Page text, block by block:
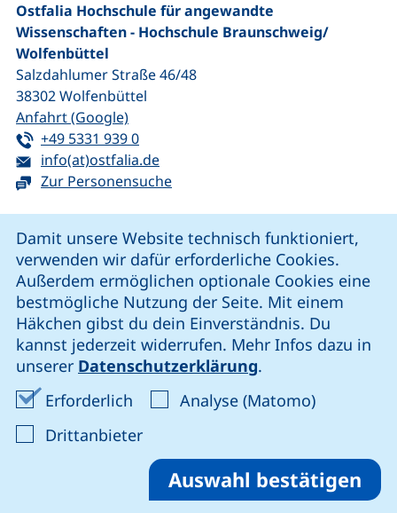
Damit unsere Website technisch funktioniert,
verwenden wir dafür erforderliche Cookies.
Außerdem ermöglichen optionale Cookies eine
bestmögliche Nutzung der Seite. Mit einem
Häkchen gibst du dein Einverständnis. Du
kannst jederzeit widerrufen. Mehr Infos dazu in
unserer Datenschutzerklärung.
Erforderlich Erforderliche Cookies akzeptieren
Analyse (Matomo)Analyse-
Drittanbieter: Cookies von Drittanbieter
Auswahl bestätigen
Ostfalia Hochschule für angewandte
Wissenschaften - Hochschule Braunschweig/​
Wolfenbüttel
Salzdahlumer Straße 46/48
38302Wolfenbüttel
Anfahrt (Google)(externer Link, öffnet neues Fenster)
Tel:
+49 5331 939 0(startet einen Telefonanruf, wenn Ihr
E-Mail:
info(at)ostfalia.de(öffnet Ihr E-Mail-Programm)
Zur Personensuche
unsere Facebook-Seite (externer Link, öffnet neues
unsere LinkedIn-Seite (externer Link, öffnet
unsere Instagram-Seite (externer Link,
unsere YouTube-Seite (externer
Cookie-Einstellungen
Impressum
Datenschutz
Erklärung zur Barrierefreiheit